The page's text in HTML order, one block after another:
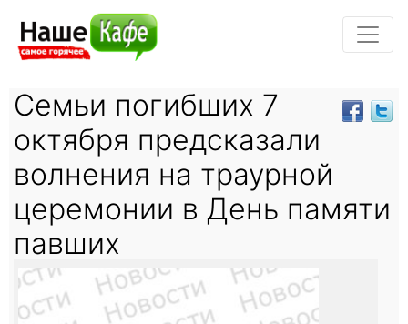
Семьи погибших 7
октября предсказали
волнения на траурной
церемонии в День памяти
павших